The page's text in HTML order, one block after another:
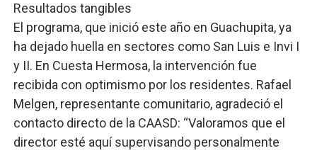
​Resultados tangibles
​El programa, que inició este año en Guachupita, ya
ha dejado huella en sectores como San Luis e Invi I
y II. En Cuesta Hermosa, la intervención fue
recibida con optimismo por los residentes. Rafael
Melgen, representante comunitario, agradeció el
contacto directo de la CAASD: “Valoramos que el
director esté aquí supervisando personalmente